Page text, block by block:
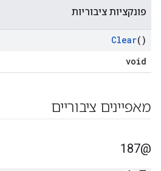
פונקציות ציבוריות
Clear()
void
מאפיינים ציבוריים
@187